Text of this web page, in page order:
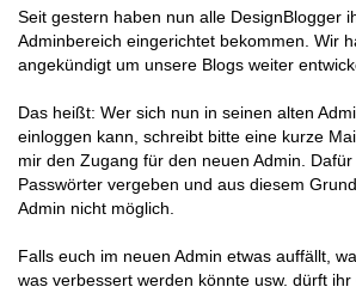
Seit gestern haben nun alle DesignBlogger
Adminbereich eingerichtet bekommen. Wir
angekündigt um unsere Blogs weiter
Das heißt: Wer sich nun in seinen alten
einloggen kann, schreibt bitte eine kurze
mir den Zugang für den neuen Admin.
Passwörter vergeben und aus diesem
Admin nicht möglich.
Falls euch im neuen Admin etwas auffällt,
was verbessert werden könnte usw. dürft